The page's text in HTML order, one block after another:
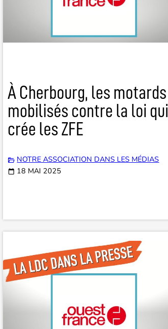
À Cherbourg, les motards
mobilisés contre la loi qui
crée les ZFE
NOTRE ASSOCIATION DANS LES MÉDIAS
18 MAI 2025